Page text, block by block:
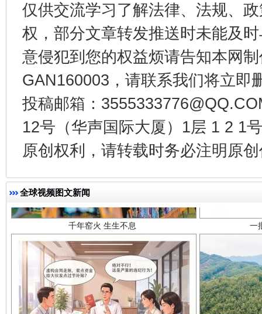
仅供交流学习了解法律、法规、
权，部分文章转发推送时未能及
意侵犯到您的权益烦请告知本网
GAN160003，请联系我们将立即
投稿邮箱：
12号（华声国际大厦）1层 1 2 1
原创权利，请转载时务必注明原
全球视频图文新闻
千年窑火 生生不息 一
揭开“小金库”的免责幌子